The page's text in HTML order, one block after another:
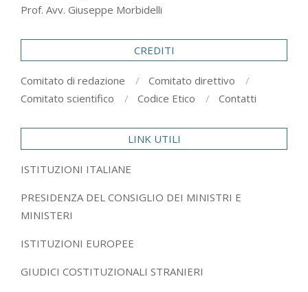
Prof. Avv. Giuseppe Morbidelli
CREDITI
Comitato di redazione
Comitato direttivo
Comitato scientifico
Codice Etico Contatti
LINK UTILI
ISTITUZIONI ITALIANE
PRESIDENZA DEL CONSIGLIO DEI MINISTRI E
MINISTERI
ISTITUZIONI EUROPEE
GIUDICI COSTITUZIONALI STRANIERI